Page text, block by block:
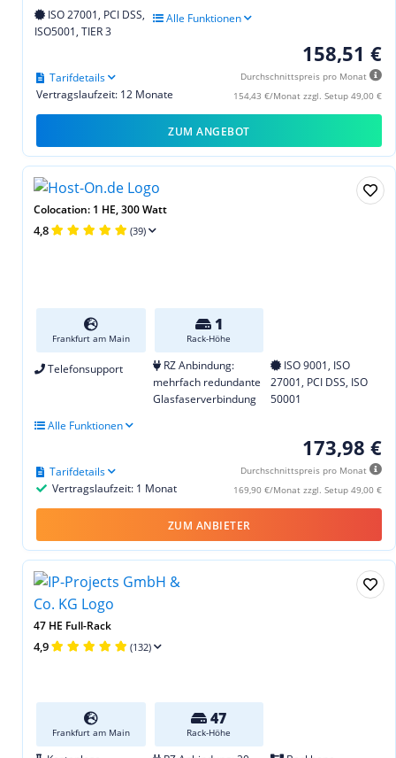
ISO 27001, PCI DSS,
ISO5001, TIER 3
Alle Funktionen
158,51 €
Durchschnittspreis pro Monat
154,43 €/Monat zzgl. Setup 49,00 €
Vertragslaufzeit: 12 Monate
Tarifdetails
ZUM ANGEBOT
Colocation: 1 HE, 300 Watt
4,8 (39)
Frankfurt am Main
1
Rack-Höhe
Telefonsupport
RZ Anbindung:
mehrfach redundante
Glasfaserverbindung
ISO 9001, ISO
27001, PCI DSS, ISO
50001
Alle Funktionen
173,98 €
Durchschnittspreis pro Monat
169,90 €/Monat zzgl. Setup 49,00 €
Vertragslaufzeit: 1 Monat
Tarifdetails
ZUM ANBIETER
47 HE Full-Rack
4,9 (132)
Frankfurt am Main
47
Rack-Höhe